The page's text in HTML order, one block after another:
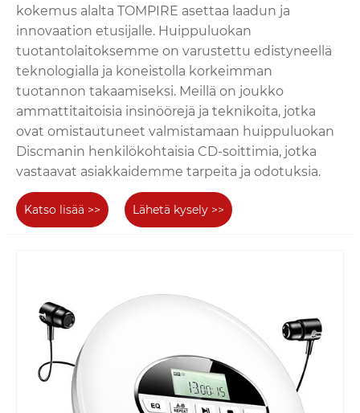
kokemus alalta TOMPIRE asettaa laadun ja
innovaation etusijalle. Huippuluokan
tuotantolaitoksemme on varustettu edistyneellä
teknologialla ja koneistolla korkeimman
tuotannon takaamiseksi. Meillä on joukko
ammattitaitoisia insinöörejä ja teknikoita, jotka
ovat omistautuneet valmistamaan huippuluokan
Discmanin henkilökohtaisia ​​CD-soittimia, jotka
vastaavat asiakkaidemme tarpeita ja odotuksia.
Katso lisää >> Lähetä kysely >>